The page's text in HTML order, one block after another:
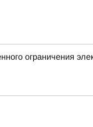
ограничения